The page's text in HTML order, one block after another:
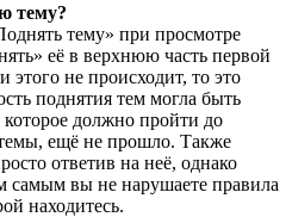
тему?
тему» при просмотре
её в верхнюю часть первой
не происходит, то это
поднятия тем могла быть
должно пройти до
ещё не прошло. Также
ответив на неё, однако
самым вы не нарушаете правила
находитесь.